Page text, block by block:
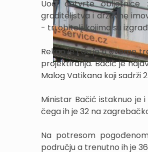
Uoči četvrte obljetnice
graditeljstva i državne
- tri obitelji kojima su
Rekao je i da je u ovome
projektiranja. Bačić je
Malog Vatikana koji sadrži
Ministar Bačić istaknuo je
čega ih je 32 na
Na potresom
području a trenutno ih je